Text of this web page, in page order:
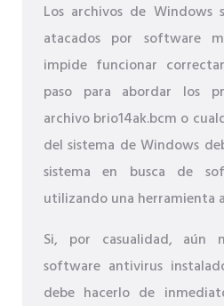
Los archivos de Windows
atacados por software
impide funcionar
paso para abordar los
archivo brio14ak.bcm o
del sistema de Windows
sistema en busca de
utilizando una herramienta
Si, por casualidad, aún
software antivirus
debe hacerlo de